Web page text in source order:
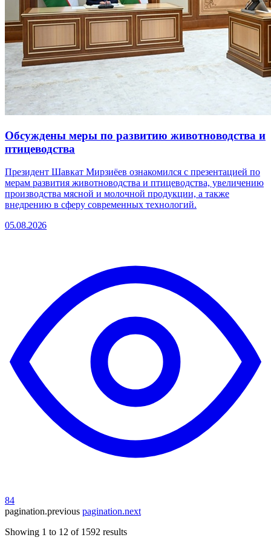
Обсуждены меры по развитию животноводства и
птицеводства
Президент Шавкат Мирзиёев ознакомился с презентацией по
мерам развития животноводства и птицеводства, увеличению
производства мясной и молочной продукции, а также
внедрению в сферу современных технологий.
05.08.2026
84
pagination.previous pagination.next
Showing 1 to 12 of 1592 results